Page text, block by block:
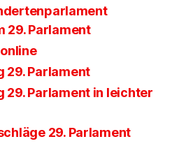
29. Parlament
29. Parlament
29. Parlament in leichter
29. Parlament